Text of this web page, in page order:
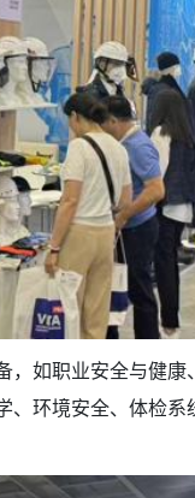
，如职业安全与健
、环境安全、体检